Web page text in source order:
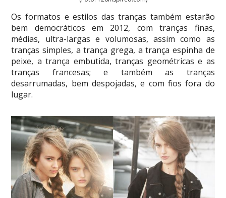
Os formatos e estilos das tranças também estarão
bem democráticos em 2012, com tranças finas,
médias, ultra-largas e volumosas, assim como as
tranças simples, a trança grega, a trança espinha de
peixe, a trança embutida, tranças geométricas e as
tranças francesas; e também as tranças
desarrumadas, bem despojadas, e com fios fora do
lugar.